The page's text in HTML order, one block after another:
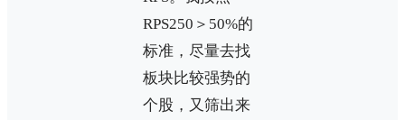
RPS250＞50%的
标准，尽量去找
板块比较强势的
个股，又筛出来